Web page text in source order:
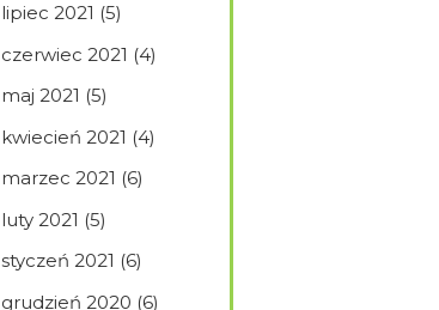
lipiec 2021 (5)
czerwiec 2021 (4)
maj 2021 (5)
kwiecień 2021 (4)
marzec 2021 (6)
luty 2021 (5)
styczeń 2021 (6)
grudzień 2020 (6)